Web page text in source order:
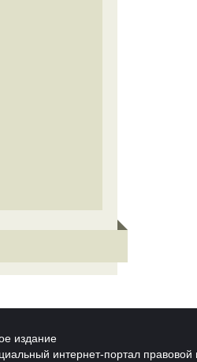
издание
интернет-портал